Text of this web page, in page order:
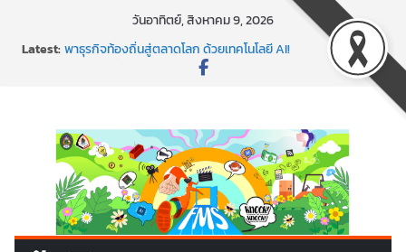
วันอาทิตย์, สิงหาคม 9, 2026
Latest:พร้อมลุยแล้ว! ปักหมุดโรดแมป AI อัปสกิลธุรกิจให้พุ่งทะยาน
พาธุรกิจท้องถิ่นสู่ตลาดโลก ด้วยเทคโนโลยี AI!
SMEs ยุคนี้ ถ้าไม่ใช้ AI ถือว่าพลาดมาก!
นอกจากเทคโนโลยีจะล้ำ หัวใจคนทำธุรกิจก็ต้องสตรอง!